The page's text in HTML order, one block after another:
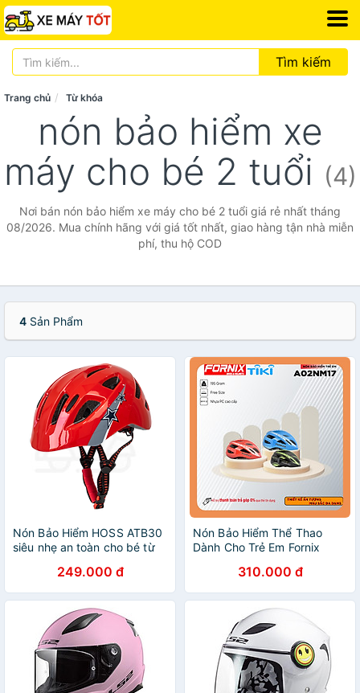
Tìm kiếm
Trang chủ Từ khóa
nón bảo hiểm xe
máy cho bé 2 tuổi (4)
Nơi bán nón bảo hiểm xe máy cho bé 2 tuổi giá rẻ nhất tháng
08/2026. Mua chính hãng với giá tốt nhất, giao hàng tận nhà miễn
phí, thu hộ COD
4 Sản Phẩm
Nón Bảo Hiểm HOSS ATB30
siêu nhẹ an toàn cho bé từ
dụng xe đạp, chơi thể thao,
trượt patin
249.000 đ
Nón Bảo Hiểm Thể Thao
Dành Cho Trẻ Em Fornix
310.000 đ